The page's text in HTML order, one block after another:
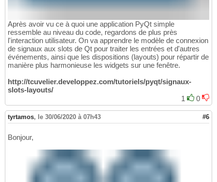
Après avoir vu ce à quoi une application PyQt simple
ressemble au niveau du code, regardons de plus près
l'interaction utilisateur. On va apprendre le modèle de connexion
de signaux aux slots de Qt pour traiter les entrées et d'autres
événements, ainsi que les dispositions (layouts) pour répartir de
manière plus harmonieuse les widgets sur une fenêtre.
http://tcuvelier.developpez.com/tutoriels/pyqt/signaux-
slots-layouts/
1
0
tyrtamos, le 30/06/2020 à 07h43 #6
Bonjour,